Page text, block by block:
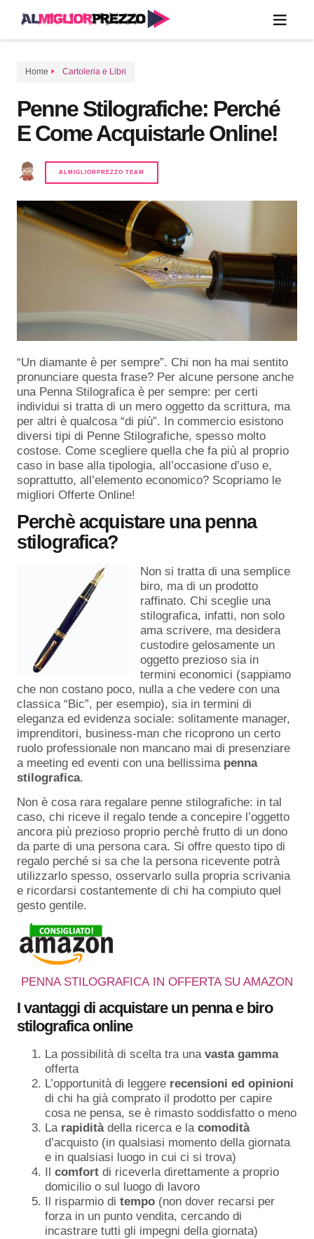
Home Cartoleria e Libri
Penne Stilografiche: Perché
E Come Acquistarle Online!
ALMIGLIORPREZZO TEAM
“Un diamante è per sempre”. Chi non ha mai sentito
pronunciare questa frase? Per alcune persone anche
una Penna Stilografica è per sempre: per certi
individui si tratta di un mero oggetto da scrittura, ma
per altri è qualcosa “di più”. In commercio esistono
diversi tipi di Penne Stilografiche, spesso molto
costose. Come scegliere quella che fa più al proprio
caso in base alla tipologia, all’occasione d’uso e,
soprattutto, all’elemento economico? Scopriamo le
migliori Offerte Online!
Perchè acquistare una penna
stilografica?
Non si tratta di una semplice
biro, ma di un prodotto
raffinato. Chi sceglie una
stilografica, infatti, non solo
ama scrivere, ma desidera
custodire gelosamente un
oggetto prezioso sia in
termini economici (sappiamo
che non costano poco, nulla a che vedere con una
classica “Bic”, per esempio), sia in termini di
eleganza ed evidenza sociale: solitamente manager,
imprenditori, business-man che ricoprono un certo
ruolo professionale non mancano mai di presenziare
a meeting ed eventi con una bellissima penna
stilografica.
Non è cosa rara regalare penne stilografiche: in tal
caso, chi riceve il regalo tende a concepire l’oggetto
ancora più prezioso proprio perchè frutto di un dono
da parte di una persona cara. Si offre questo tipo di
regalo perché si sa che la persona ricevente potrà
utilizzarlo spesso, osservarlo sulla propria scrivania
e ricordarsi costantemente di chi ha compiuto quel
gesto gentile.
PENNA STILOGRAFICA IN OFFERTA SU AMAZON
I vantaggi di acquistare un penna e biro
stilografica online
La possibilità di scelta tra una vasta gamma
offerta
L’opportunità di leggere recensioni ed opinioni
di chi ha già comprato il prodotto per capire
cosa ne pensa, se è rimasto soddisfatto o meno
La rapiditàdella ricerca e la comodità
d’acquisto (in qualsiasi momento della giornata
e in qualsiasi luogo in cui ci si trova)
comfort di riceverla direttamente a proprio
domicilio o sul luogo di lavoro
Il risparmio di tempo (non dover recarsi per
forza in un punto vendita, cercando di
incastrare tutti gli impegni della giornata)